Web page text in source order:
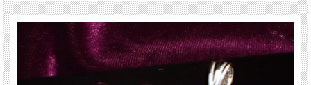
六芒星
六芒星は古代より魔除けとして使われました。
シュメル文明やバビロニアなどの古代オリエントで使われていました。人類の文
明と同じくらい歴史のある魔除けです。
六芒星は五芒星と同様に一筆書きができます。線に切れ目がないので悪霊を結界
のなかに閉じ込めたり、逆に結界のなかに悪霊が入らないようにできると云われ